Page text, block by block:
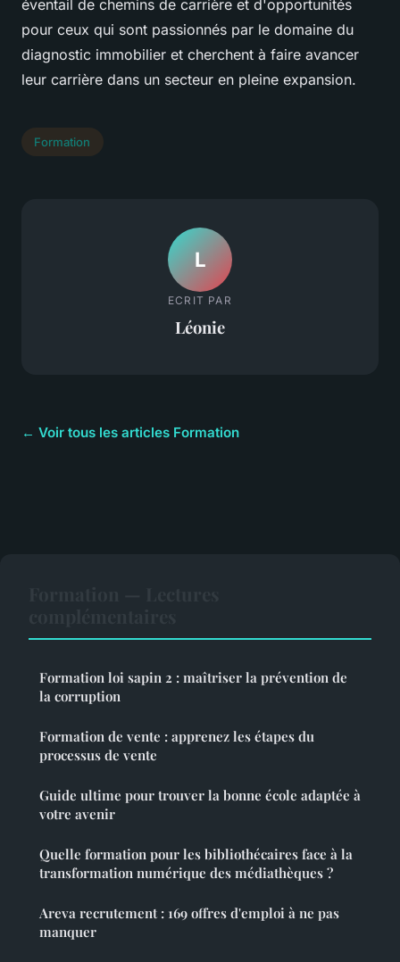
éventail de chemins de carrière et d'opportunités
pour ceux qui sont passionnés par le domaine du
diagnostic immobilier et cherchent à faire avancer
leur carrière dans un secteur en pleine expansion.
Formation
L
ECRIT PAR
Léonie
← Voir tous les articles Formation
Formation loi sapin 2 : maîtriser la prévention de
la corruption
Formation de vente : apprenez les étapes du
processus de vente
Guide ultime pour trouver la bonne école adaptée à
votre avenir
Quelle formation pour les bibliothécaires face à la
transformation numérique des médiathèques ?
Areva recrutement : 169 offres d'emploi à ne pas
manquer